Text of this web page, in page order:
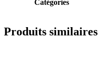
Catégories
Produits similaires